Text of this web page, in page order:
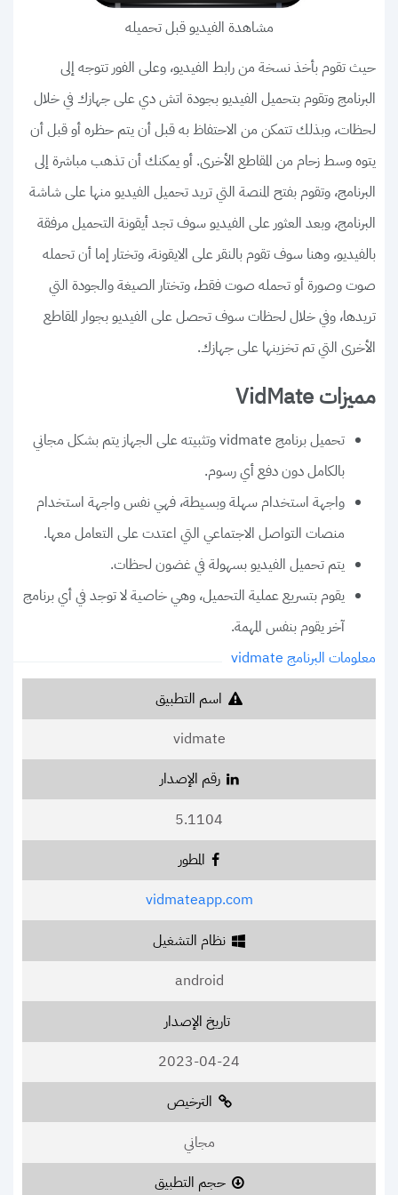
مشاهدة الفيديو قبل تحميله
حيث تقوم بأخذ نسخة من رابط الفيديو، وعلى الفور تتوجه إلى
البرنامج وتقوم بتحميل الفيديو بجودة اتش دي على جهازك في خلال
لحظات، وبذلك تتمكن من الاحتفاظ به قبل أن يتم حظره أو قبل أن
يتوه وسط زحام من المقاطع الأخرى. أو يمكنك أن تذهب مباشرة إلى
البرنامج، وتقوم بفتح المنصة التي تريد تحميل الفيديو منها على شاشة
البرنامج، وبعد العثور على الفيديو سوف تجد أيقونة التحميل مرفقة
بالفيديو، وهنا سوف تقوم بالنقر على الايقونة، وتختار إما أن تحمله
صوت وصورة أو تحمله صوت فقط، وتختار الصيغة والجودة التي
تريدها، وفي خلال لحظات سوف تحصل على الفيديو بجوار المقاطع
الأخرى التي تم تخزينها على جهازك.
مميزات VidMate
تحميل برنامج vidmate وتثبيته على الجهاز يتم بشكل مجاني
بالكامل دون دفع أي رسوم.
واجهة استخدام سهلة وبسيطة، فهي نفس واجهة استخدام
منصات التواصل الاجتماعي التي اعتدت على التعامل معها.
يتم تحميل الفيديو بسهولة في غضون لحظات.
يقوم بتسريع عملية التحميل، وهي خاصية لا توجد في أي برنامج
آخر يقوم بنفس المهمة.
معلومات البرنامج vidmate
اسم التطبيق
vidmate
رقم الإصدار
5.1104
المطور
vidmateapp.com
نظام التشغيل
android
تاريخ الإصدار
2023-04-24
الترخيص
مجاني
حجم التطبيق